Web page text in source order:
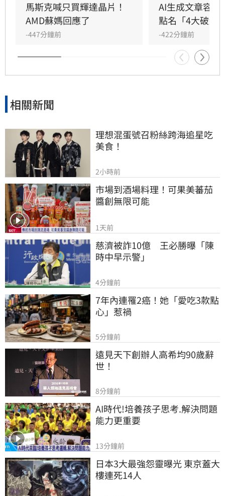
50%，合約金額已超前達標，且在智慧醫療、資
通訊整合等領域取得突破。展望下半年，遠傳將
持續深化「放大綜效、服務與AI」策略，推動營
馬斯克喊只買輝達晶片！
AMD蘇媽回應了
-447分鐘前
AI生成文章容易
點名「4大破綻
-422分鐘前
相關新聞
理想混蛋號召粉絲跨海追星吃
美食！
2小時前
市場到酒場料理！可果美蕃茄
醬創無限可能
1天前
慈濟被詐10億　王必勝曝「陳
時中早示警」
4分鐘前
7年內連罹2癌！她「愛吃3款點
心」惹禍
5分鐘前
遠見天下創辦人高希均90歲辭
世！
8分鐘前
AI時代!培養孩子思考.解決問題
能力更重要
13分鐘前
日本3大最強怨靈曝光 東京蓋大
樓連死14人